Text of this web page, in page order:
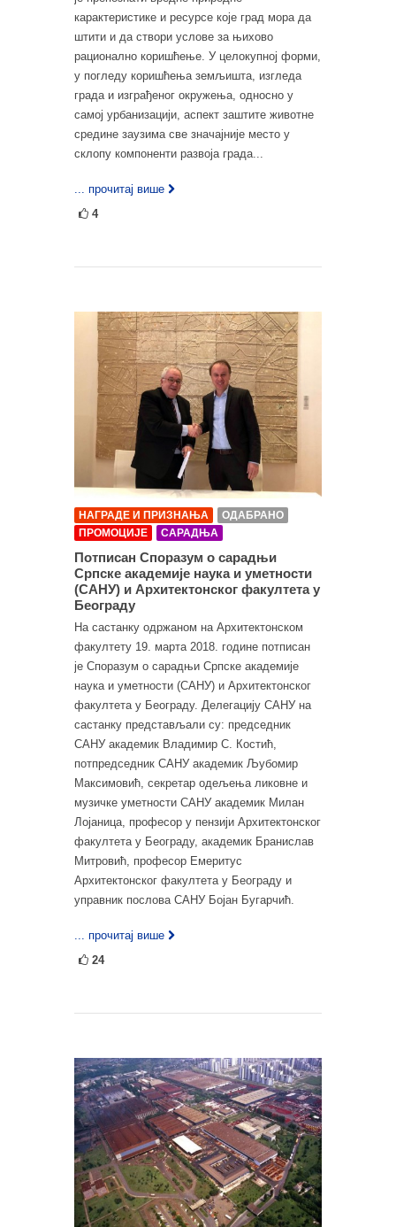
карактеристике и ресурсе које град мора да
штити и да створи услове за њихово
рационално коришћење. У целокупној форми,
у погледу коришћења земљишта, изгледа
града и изграђеног окружења, односно у
самој урбанизацији, аспект заштите животне
средине заузима све значајније место у
склопу компоненти развоја града...
... прочитај више
4
НАГРАДЕ И ПРИЗНАЊА
ОДАБРАНО
ПРОМОЦИЈЕ
САРАДЊА
Потписан Споразум о сарадњи
Српске академије наука и уметности
(САНУ) и Архитектонског факултета у
Београду
На састанку одржаном на Архитектонском
факултету 19. марта 2018. године потписан
је Споразум о сарадњи Српске академије
наука и уметности (САНУ) и Архитектонског
факултета у Београду. Делегацију САНУ на
састанку представљали су: председник
САНУ академик Владимир С. Костић,
потпредседник САНУ академик Љубомир
Максимовић, секретар одељења ликовне и
музичке уметности САНУ академик Милан
Лојаница, професор у пензији Архитектонског
факултета у Београду, академик Бранислав
Митровић, професор Емеритус
Архитектонског факултета у Београду и
управник послова САНУ Бојан Бугарчић.
... прочитај више
24